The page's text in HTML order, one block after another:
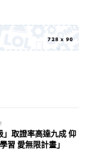
」取證率高達九成 仰
習 愛無限計畫」